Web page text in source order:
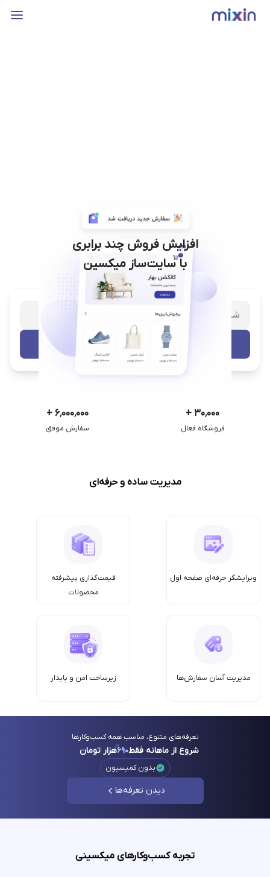
افزایش فروش چند برابری
با سایت‌ساز میکسین
شریک تجاری ترب با پشتیبانی اختصاصی
تست رایگان
۳۰٬۰۰۰ +
فروشگاه فعال
۶٬۰۰۰٬۰۰۰ +
سفارش موفق
مدیریت ساده و حرفه‌ای
ویرایشگر حرفه‌ای صفحه اول
قیمت‌گذاری پیشرفته
محصولات
مدیریت آسان سفارش‌ها زیرساخت امن‌ و پایدار
تعرفه‌های متنوع، مناسب همه کسب‌وکارها
شروع از ماهانه فقط۶۹۰هزار تومان
بدون کمیسیون
دیدن تعرفه‌ها
تجربه کسب‌وکارهای میکسینی